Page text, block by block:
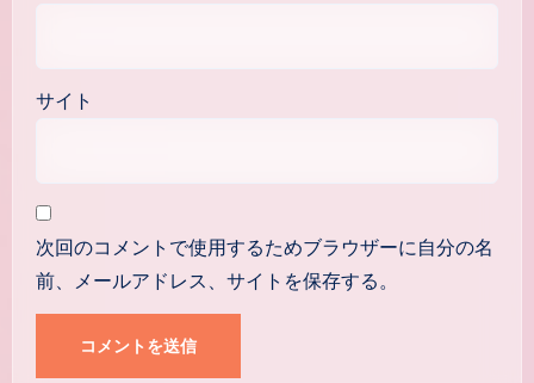
サイト
次回のコメントで使用するためブラウザーに自分の名
前、メールアドレス、サイトを保存する。